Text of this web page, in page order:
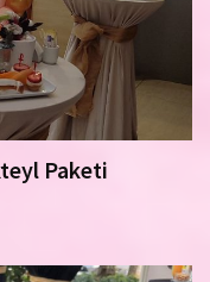
Paketi